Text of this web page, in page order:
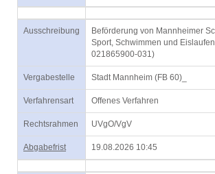
Ausschreibung
Beförderung von Mannheimer
Sport, Schwimmen und
021865900-031)
Vergabestelle Stadt Mannheim (FB 60)_
Verfahrensart Offenes Verfahren
Rechtsrahmen UVgO/VgV
Abgabefrist 19.08.2026 10:45